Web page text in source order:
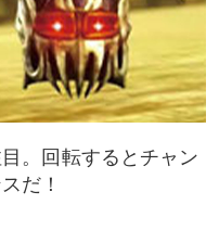
。回転するとチャン
だ！